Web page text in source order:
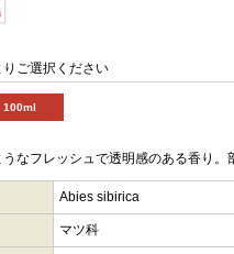
ご選択ください
100ml
なフレッシュで透明感のある香り。
Abies sibirica
マツ科